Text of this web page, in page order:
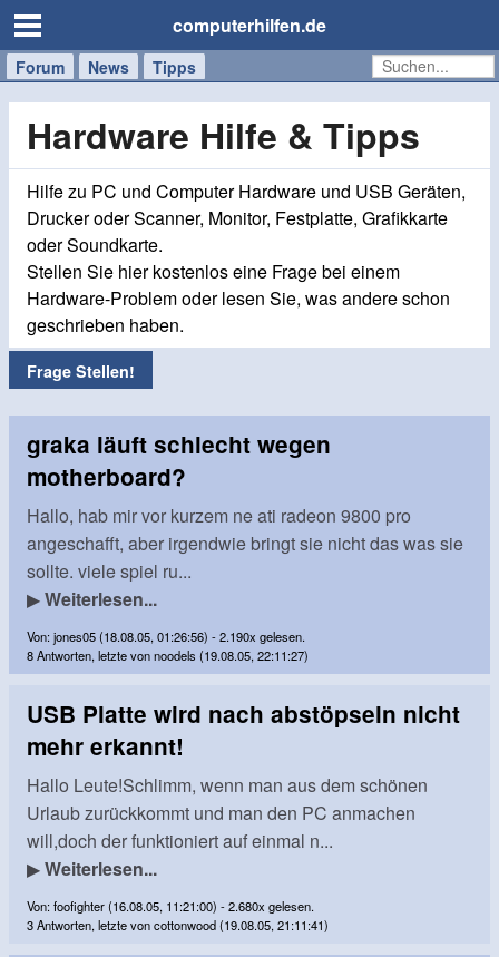
computerhilfen.de
Forum News Tipps
Handy
Windows
Mac
Hardware Hilfe & Tipps
Hilfe zu PC und Computer Hardware und USB Geräten,
Drucker oder Scanner, Monitor, Festplatte, Grafikkarte
oder Soundkarte.
Stellen Sie hier kostenlos eine Frage bei einem
Hardware-Problem oder lesen Sie, was andere schon
geschrieben haben.
Frage Stellen!
graka läuft schlecht wegen
motherboard?
Hallo, hab mir vor kurzem ne ati radeon 9800 pro
angeschafft, aber irgendwie bringt sie nicht das was sie
sollte. viele spiel ru...
▶Weiterlesen...
Von: jones05 (18.08.05, 01:26:56) - 2.190x gelesen.
8 Antworten, letzte von noodels (19.08.05, 22:11:27)
USB Platte wird nach abstöpseln nicht
mehr erkannt!
Hallo Leute!Schlimm, wenn man aus dem schönen
Urlaub zurückkommt und man den PC anmachen
will,doch der funktioniert auf einmal n...
▶Weiterlesen...
Von: foofighter (16.08.05, 11:21:00) - 2.680x gelesen.
3 Antworten, letzte von cottonwood (19.08.05, 21:11:41)